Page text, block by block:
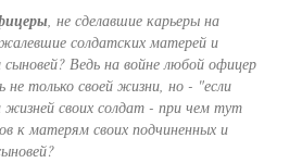
, не сделавшие карьеры на
солдатских матерей и
Ведь на войне любой офицер
не только своей жизни, но - "если
жизней своих солдат - при чем тут
к матерям своих подчиненных и